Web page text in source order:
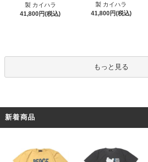
製 カイハラ
41,800円(税込)
製 カイハラ
41,800円(税込)
もっと見る
新着商品